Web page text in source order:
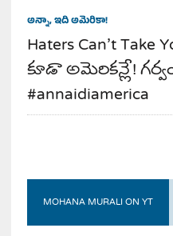
అన్నా, ఇది అమెరికా!
Haters Can’t
కూడా అమెరికన్లే!
#annaidiamerica
MOHANA MURALI ON YT